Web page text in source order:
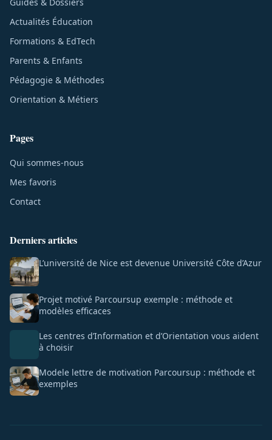
Actualités Éducation
Formations & EdTech
Parents & Enfants
Pédagogie & Méthodes
Orientation & Métiers
Pages
Qui sommes-nous
Mes favoris
Contact
Derniers articles
L’université de Nice est devenue Université Côte d’Azur
Projet motivé Parcoursup exemple : méthode et
modèles efficaces
Les centres d’Information et d’Orientation vous aident
à choisir
Modele lettre de motivation Parcoursup : méthode et
exemples